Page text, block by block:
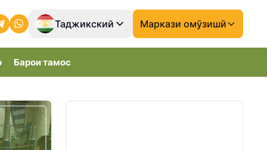
Таджикский Маркази омӯзишӣ
Барои тамос